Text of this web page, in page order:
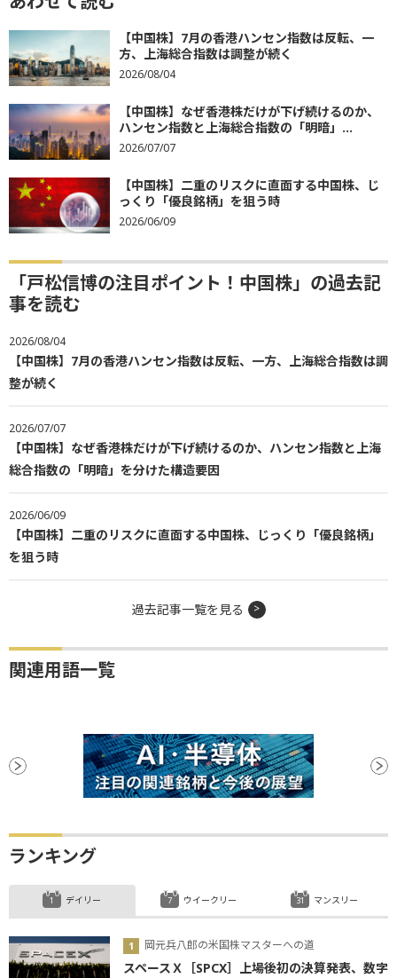
【中国株】7月の香港ハンセン指数は反転、一
方、上海総合指数は調整が続く
2026/08/04
【中国株】なぜ香港株だけが下げ続けるのか、
ハンセン指数と上海総合指数の「明暗」...
2026/07/07
【中国株】二重のリスクに直面する中国株、じ
っくり「優良銘柄」を狙う時
2026/06/09
「戸松信博の注目ポイント！中国株」の過去記
事を読む
2026/08/04
【中国株】7月の香港ハンセン指数は反転、一方、上海総合指数は調
整が続く
2026/07/07
【中国株】なぜ香港株だけが下げ続けるのか、ハンセン指数と上海
総合指数の「明暗」を分けた構造要因
2026/06/09
【中国株】二重のリスクに直面する中国株、じっくり「優良銘柄」
を狙う時
過去記事一覧を見る
関連用語一覧
ランキング
デイリー
岡元兵八郎の米国株マスターへの道
スペースＸ［SPCX］上場後初の決算発表、数字
ウイークリー マンスリー